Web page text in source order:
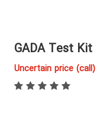
GADA Test Kit
Uncertain price (call)